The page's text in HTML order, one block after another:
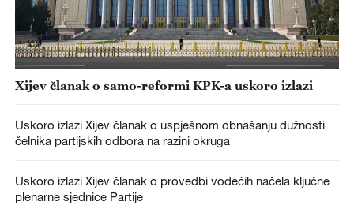
Xijev članak o samo-reformi KPK-a uskoro izlazi
Uskoro izlazi Xijev članak o uspješnom obnašanju dužnosti
čelnika partijskih odbora na razini okruga
Uskoro izlazi Xijev članak o provedbi vodećih načela ključne
plenarne sjednice Partije